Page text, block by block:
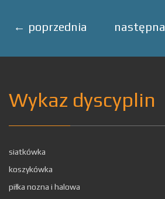
← poprzednia następna
Wykaz dyscyplin
siatkówka
koszykówka
piłka nozna i halowa